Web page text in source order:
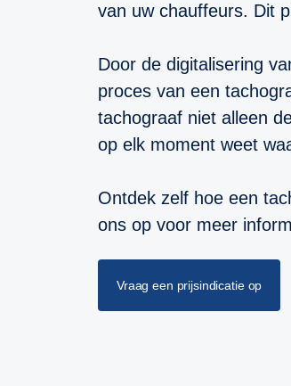
van uw chauffeurs. Dit
Door de digitalisering
proces van een
tachograaf niet alleen
op elk moment weet
Ontdek zelf hoe een
ons op voor meer
Vraag een prijsindicatie op